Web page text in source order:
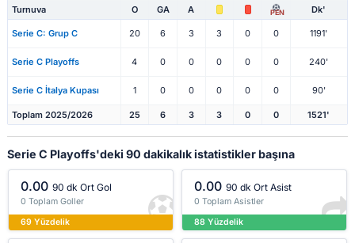
Turnuva O GA A PEN Dk'
Serie C: Grup C 20 6 3 3 0 0 1191'
Serie C Playoffs 4 0 0 0 0 0 240'
Serie C İtalya Kupası 1 0 0 0 0 0 90'
Toplam 2025/2026 25 6 3 3 0 0 1521'
Serie C Playoffs'deki 90 dakikalık istatistikler başına
0.00 90 dk Ort Gol
0 Toplam Goller
69 Yüzdelik
0.00 90 dk Ort Asist
0 Toplam Asistler
88 Yüzdelik